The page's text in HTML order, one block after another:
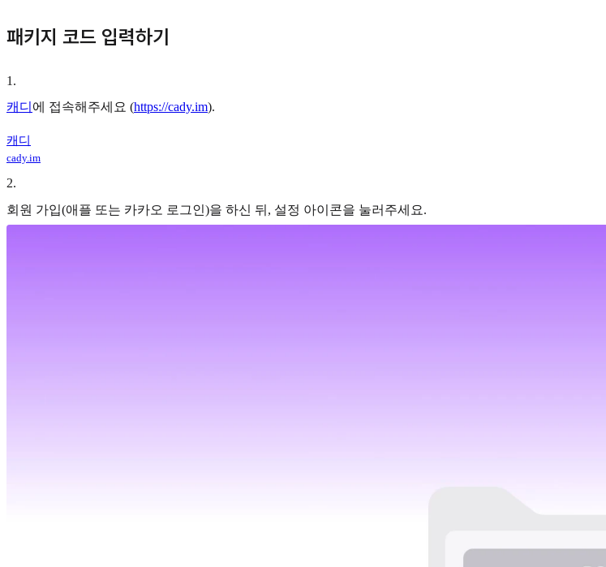
패키지 코드 입력하기
1 .
캐디 에 접속해주세요 (https://cady.im).
캐디
cady.im
2.
회원 가입(애플 또는 카카오 로그인)을 하신 뒤, 설정 아이콘을 눌러주세요.